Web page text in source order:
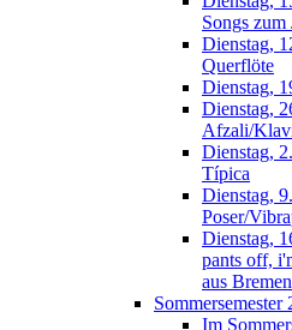
Songs zum
Dienstag,
Querflöte
Dienstag,
Dienstag,
Afzali/
Dienstag,
Típica
Dienstag,
Poser/
Dienstag,
pants off,
aus Bremen
Sommersemester
Im